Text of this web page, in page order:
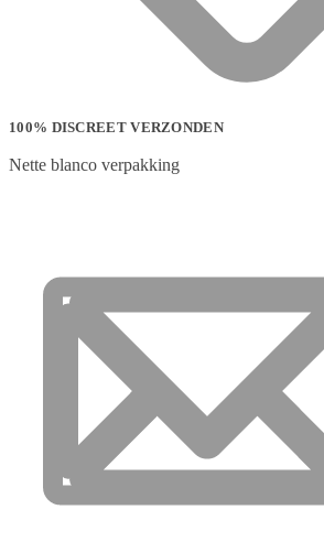
100% DISCREET VERZONDEN
Nette blanco verpakking